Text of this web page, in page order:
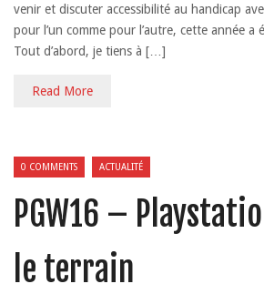
venir et discuter accessibilité au handicap
pour l’un comme pour l’autre, cette année
Tout d’abord, je tiens à […]
Read More
0 COMMENTS ACTUALITÉ
PGW16 –
le terrain